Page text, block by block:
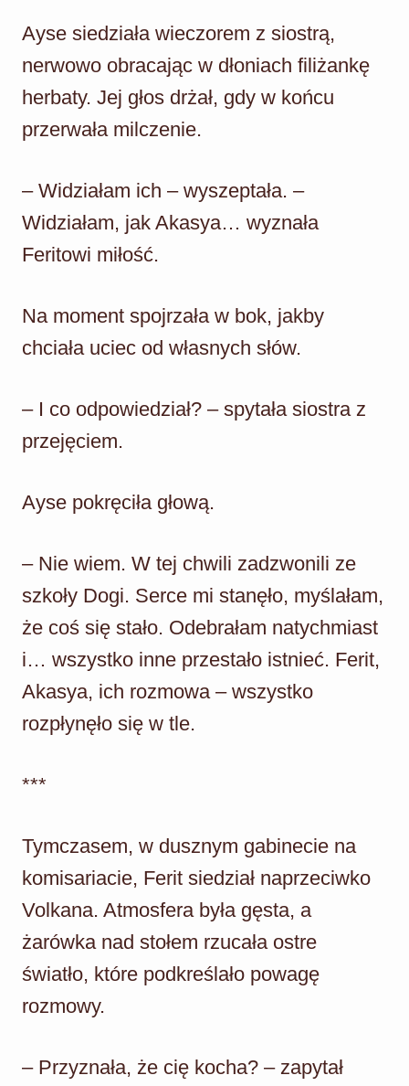
Ayse siedziała wieczorem z siostrą,
nerwowo obracając w dłoniach filiżankę
herbaty. Jej głos drżał, gdy w końcu
przerwała milczenie.
– Widziałam ich – wyszeptała. –
Widziałam, jak Akasya… wyznała
Feritowi miłość.
Na moment spojrzała w bok, jakby
chciała uciec od własnych słów.
– I co odpowiedział? – spytała siostra z
przejęciem.
Ayse pokręciła głową.
– Nie wiem. W tej chwili zadzwonili ze
szkoły Dogi. Serce mi stanęło, myślałam,
że coś się stało. Odebrałam natychmiast
i… wszystko inne przestało istnieć. Ferit,
Akasya, ich rozmowa – wszystko
rozpłynęło się w tle.
***
Tymczasem, w dusznym gabinecie na
komisariacie, Ferit siedział naprzeciwko
Volkana. Atmosfera była gęsta, a
żarówka nad stołem rzucała ostre
światło, które podkreślało powagę
rozmowy.
– Przyznała, że cię kocha? – zapytał